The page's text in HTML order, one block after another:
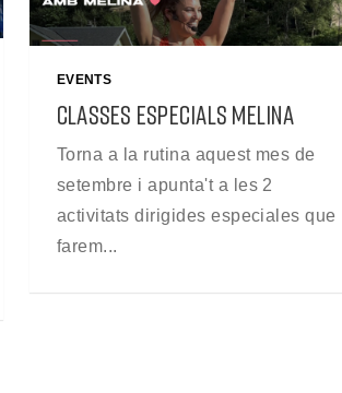
EVENTS
CLASSES ESPECIALS MELINA
Torna a la rutina aquest mes de
setembre i apunta't a les 2
activitats dirigides especiales que
farem...